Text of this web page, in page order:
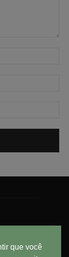
que você